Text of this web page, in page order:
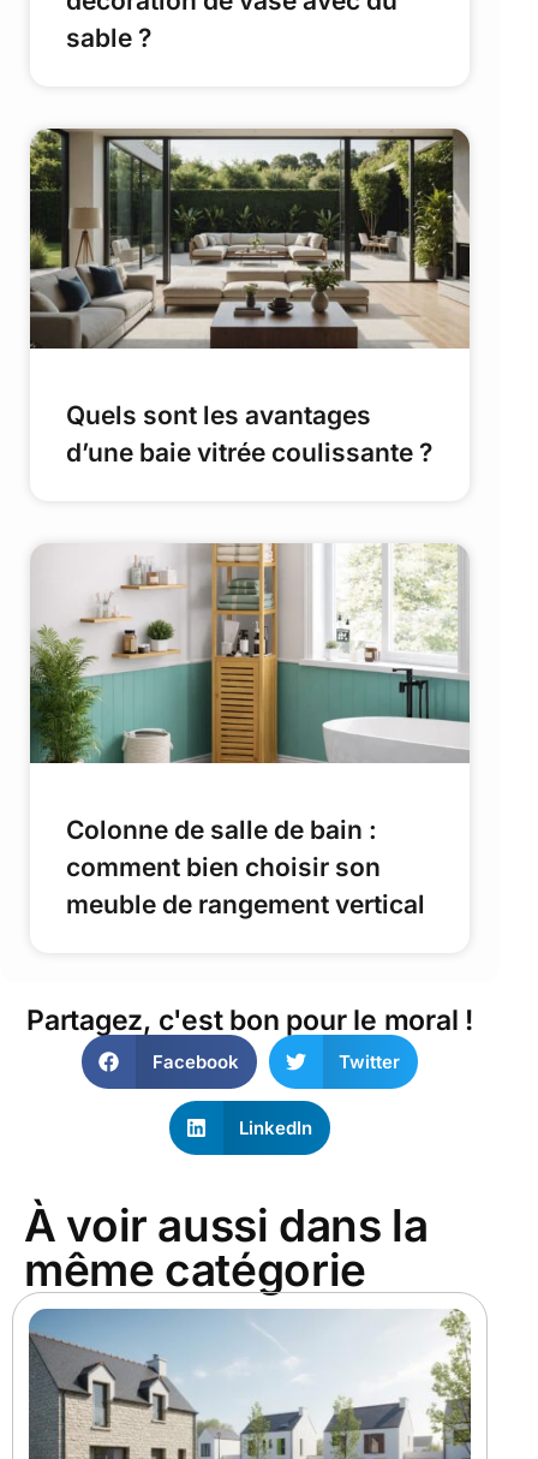
sable ?
Quels sont les avantages
d’une baie vitrée coulissante ?
Colonne de salle de bain :
comment bien choisir son
meuble de rangement vertical
Partagez, c'est bon pour le moral !
Facebook Twitter
LinkedIn
À voir aussi dans la
même catégorie